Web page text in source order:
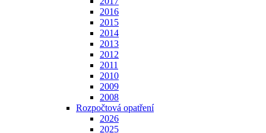
2016
2015
2014
2013
2012
2011
2010
2009
2008
Rozpočtová opatření
2026
2025